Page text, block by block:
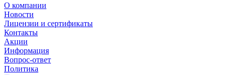
О компании
Новости
Лицензии и сертификаты
Контакты
Акции
Информация
Вопрос-ответ
Политика